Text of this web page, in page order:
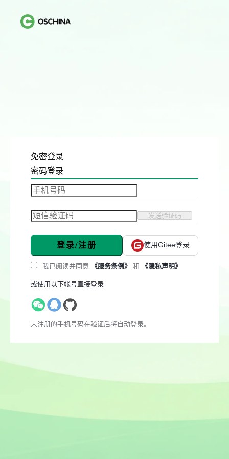
免密登录
密码登录
发送验证码
登录/注册 使用Gitee登录
我已阅读并同意 《服务条例》 和 《隐私声明》
或使用以下帐号直接登录:
未注册的手机号码在验证后将自动登录。